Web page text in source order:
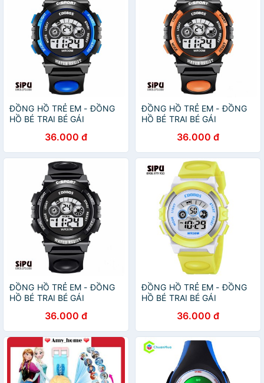
ĐỒNG HỒ TRẺ EM - ĐỒNG
HỒ BÉ TRAI BÉ GÁI
LED 7 MÀU36.000 đ
ĐỒNG HỒ TRẺ EM - ĐỒNG
HỒ BÉ TRAI BÉ GÁI
LED 7 MÀU36.000 đ
ĐỒNG HỒ TRẺ EM - ĐỒNG
HỒ BÉ TRAI BÉ GÁI
LED 7 MÀU36.000 đ
ĐỒNG HỒ TRẺ EM - ĐỒNG
HỒ BÉ TRAI BÉ GÁI
LED 7 MÀU36.000 đ